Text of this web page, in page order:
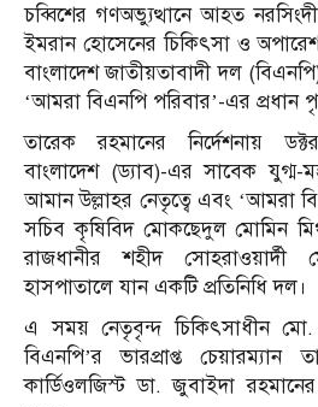
চব্বিশের গণঅভ্যুত্থানে আহত
ইমরান হোসেনের চিকিৎসা ও
বাংলাদেশ জাতীয়তাবাদী দল
‘আমরা বিএনপি পরিবার’-এর প্রধান
তারেক রহমানের নির্দেশনায়
বাংলাদেশ (ড্যাব)-এর সাবেক যুগ্ম-
আমান উল্লাহর নেতৃত্বে এবং ‘আমরা
সচিব কৃষিবিদ মোকছেদুল মোমিন
রাজধানীর শহীদ সোহরাওয়ার্দী
হাসপাতালে যান একটি প্রতিনিধি দল।
এ সময় নেতৃবৃন্দ চিকিৎসাধীন
বিএনপি’র ভারপ্রাপ্ত চেয়ারম্যান
কার্ডিওলজিস্ট ডা. জুবাইদা